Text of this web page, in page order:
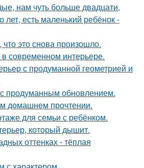
нам чуть больше двадцати,
лет, есть маленький ребёнок -
это снова произошло.
современном интерьере.
с продуманной геометрией и
продуманным обновлением.
домашнем прочтении.
для семьи с ребёнком.
который дышит.
оттенках - тёплая